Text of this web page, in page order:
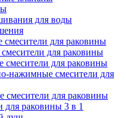
для воды
смесители для раковины
для раковины
смесители для раковины
нажимные смесители для
смесители для раковины
для раковины 3 в 1